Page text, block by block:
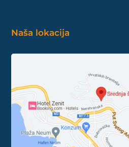
Naša lokacija